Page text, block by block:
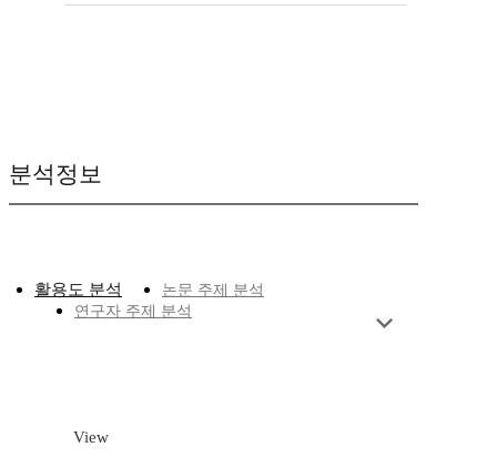
분석정보
활용도 분석
논문 주제 분석
연구자 주제 분석
View